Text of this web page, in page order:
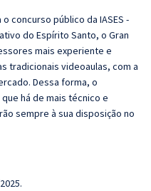
concurso público da IASES -
do Espírito Santo, o Gran
mais experiente e
tradicionais videoaulas, com a
Dessa forma, o
há de mais técnico e
sempre à sua disposição no